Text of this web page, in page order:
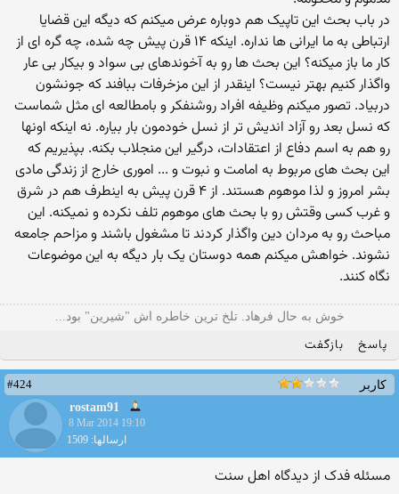
در باب بحث این تاپیک هم دوباره عرض میکنم که دیگه این قضایا
ارتباطی به ما ایرانی ها نداره. اینکه ۱۴ قرن پیش چه شده، چه گره ای از
کار ما باز میکنه؟ این بحث ها رو به آخوندهای بی سواد و بیکار بی عار
واگذار کنیم بهتر نیست؟ اینقدر از این مزخرفات ببافند که جونشون
دربیاد. تصور میکنم وظیفه افراد روشنفکر و بامطالعه ای مثل شماست
که نسل بعد رو آزاد اندیش تر از نسل خودمون بار بیاره. نه اینکه اونها
رو هم به اسم دفاع از اعتقادات، درگیر این منجلاب بکنه. بپذیریم که
این بحث های مربوط به امامت و نبوت و ... اموری خارج از زندگی مادی
بشر امروز و لذا موهوم هستند. از ۴ قرن پیش به اینطرف هم در شرق
و غرب کسی وقتش رو با بحث های موهوم تلف نکرده و نمیکنه. این
مباحث رو به مردان دین واگذار کردند تا مشغول باشند و مزاحم جامعه
نشوند. خواهش میکنم همه دوستان یک بار دیگه به این موضوعات
نگاه کنند.
خوش به حال فرهاد. تلخ ترین خاطره اش "شیرین" بود...
پاسخ بازگفت
کاربر
#424
rostam91
8 Mar 2014 19:10
ارسالها: 1509
مسئله فدک از دیدگاه اهل سنت